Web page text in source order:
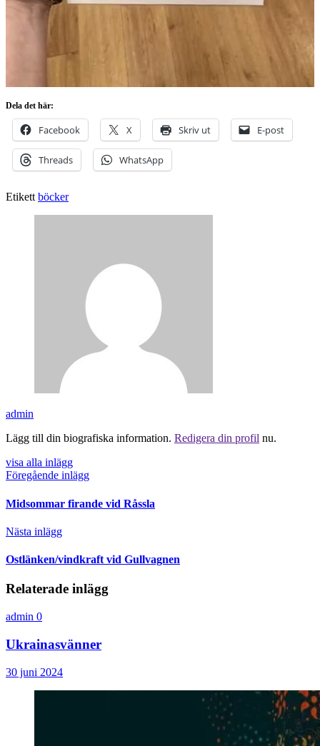
Dela det här:
Facebook X Skriv ut E-post
Threads WhatsApp
Etikett böcker
admin
Lägg till din biografiska information. Redigera din profil nu.
visa alla inlägg
Föregående inlägg
Midsommar firande vid Råssla
Nästa inlägg
Ostlänken/vindkraft vid Gullvagnen
Relaterade inlägg
admin 0
Ukrainasvänner
30 juni 2024